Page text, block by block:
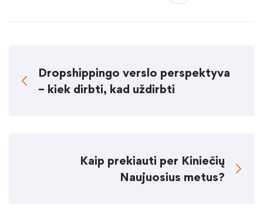
Dropshippingo verslo perspektyva
– kiek dirbti, kad uždirbti
Kaip prekiauti per Kiniečių
Naujuosius metus?